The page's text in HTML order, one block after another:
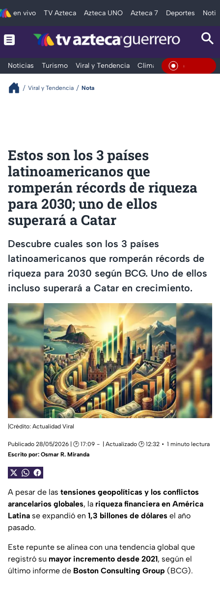
en vivo TV Azteca Azteca UNO Azteca 7 Deportes
Noticias Turismo Viral y Tendencia Clima Deportes En Vivo
Viral y Tendencia Nota
Estos son los 3 países
latinoamericanos que
romperán récords de riqueza
para 2030; uno de ellos
superará a Catar
Descubre cuales son los 3 países
latinoamericanos que romperán récords de
riqueza para 2030 según BCG. Uno de ellos
incluso superará a Catar en crecimiento.
|Crédito: Actualidad Viral
Publicado 28/05/2026 | 🕑 17:09 | Actualizado 🕑 12:32
1 minuto lectura
Escrito por: Osmar R. Miranda
A pesar de las tensiones geopolíticas y los conflictos
arancelarios globales, la riqueza financiera en América
Latina se expandió en 1,3 billones de dólares el año
pasado.
Este repunte se alinea con una tendencia global que
registró su mayor incremento desde 2021, según el
último informe de Boston Consulting Group (BCG).